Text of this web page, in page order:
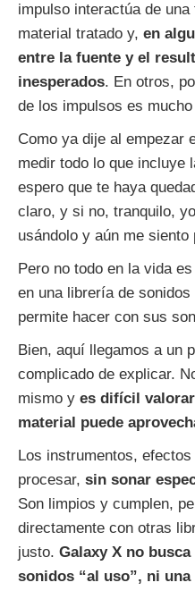
impulso interactúa de
material tratado y, en
entre la fuente y el
inesperados. En otros,
de los impulsos es
Como ya dije al empezar
medir todo lo que incluye
espero que te haya
claro, y si no, tranquilo,
usándolo y aún me
Pero no todo en la vida
en una librería de
permite hacer con sus
Bien, aquí llegamos a un
complicado de explicar.
mismo y es difícil
material puede
Los instrumentos,
procesar, sin sonar
Son limpios y cumplen,
directamente con otras
justo. Galaxy X no
sonidos “al uso”, ni